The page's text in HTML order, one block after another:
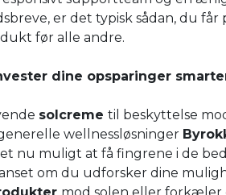
er det typisk sådan, du får
før alle andre.
dine opsparinger
solcreme til beskyttelse
wellnessløsninger
nu muligt at få fingrene i de
om du udforsker dine